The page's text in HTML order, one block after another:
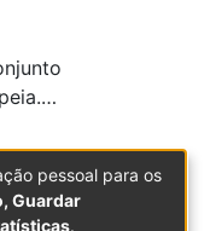
níveis.
pessoal para os
Guardar
.